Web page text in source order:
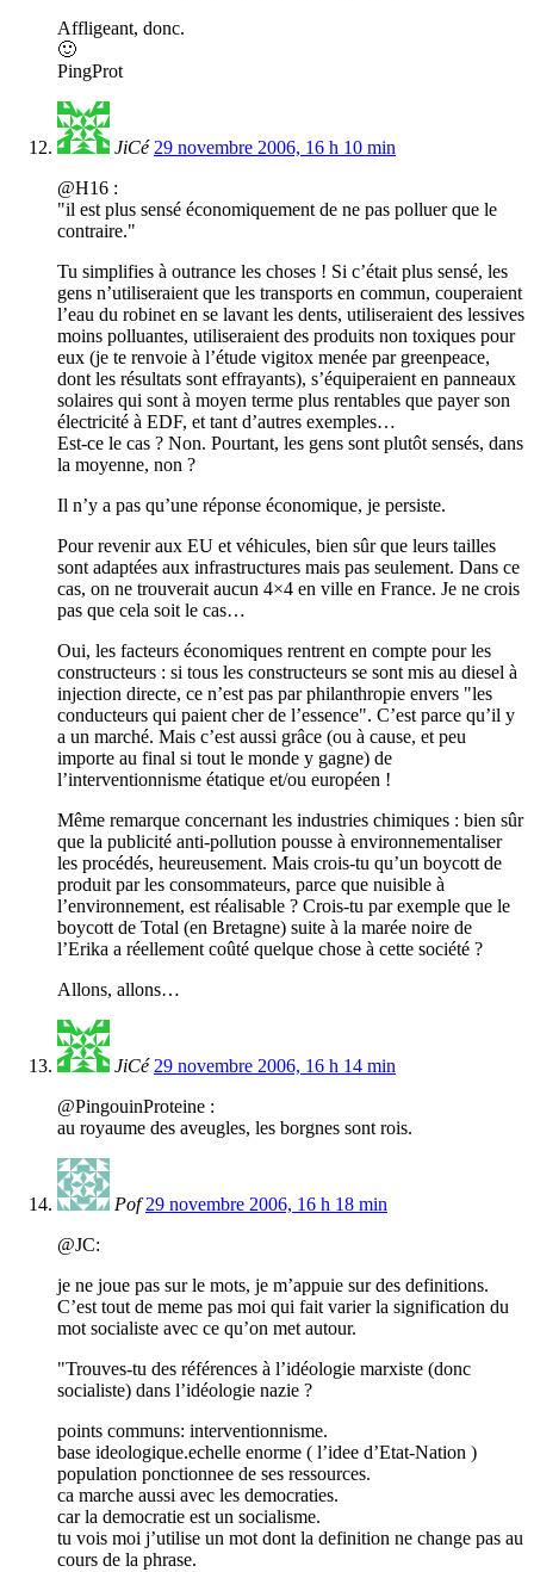
Affligeant, donc.
🙂
PingProt
JiCé 29 novembre 2006, 16 h 10 min
@H16 :
"il est plus sensé économiquement de ne pas polluer que le
contraire."
Tu simplifies à outrance les choses ! Si c’était plus sensé, les
gens n’utiliseraient que les transports en commun, couperaient
l’eau du robinet en se lavant les dents, utiliseraient des lessives
moins polluantes, utiliseraient des produits non toxiques pour
eux (je te renvoie à l’étude vigitox menée par greenpeace,
dont les résultats sont effrayants), s’équiperaient en panneaux
solaires qui sont à moyen terme plus rentables que payer son
électricité à EDF, et tant d’autres exemples…
Est-ce le cas ? Non. Pourtant, les gens sont plutôt sensés, dans
la moyenne, non ?
Il n’y a pas qu’une réponse économique, je persiste.
Pour revenir aux EU et véhicules, bien sûr que leurs tailles
sont adaptées aux infrastructures mais pas seulement. Dans ce
cas, on ne trouverait aucun 4×4 en ville en France. Je ne crois
pas que cela soit le cas…
Oui, les facteurs économiques rentrent en compte pour les
constructeurs : si tous les constructeurs se sont mis au diesel à
injection directe, ce n’est pas par philanthropie envers "les
conducteurs qui paient cher de l’essence". C’est parce qu’il y
a un marché. Mais c’est aussi grâce (ou à cause, et peu
importe au final si tout le monde y gagne) de
l’interventionnisme étatique et/ou européen !
Même remarque concernant les industries chimiques : bien sûr
que la publicité anti-pollution pousse à environnementaliser
les procédés, heureusement. Mais crois-tu qu’un boycott de
produit par les consommateurs, parce que nuisible à
l’environnement, est réalisable ? Crois-tu par exemple que le
boycott de Total (en Bretagne) suite à la marée noire de
l’Erika a réellement coûté quelque chose à cette société ?
Allons, allons…
JiCé 29 novembre 2006, 16 h 14 min
@PingouinProteine :
au royaume des aveugles, les borgnes sont rois.
Pof 29 novembre 2006, 16 h 18 min
@JC:
je ne joue pas sur le mots, je m’appuie sur des definitions.
C’est tout de meme pas moi qui fait varier la signification du
mot socialiste avec ce qu’on met autour.
"Trouves-tu des références à l’idéologie marxiste (donc
socialiste) dans l’idéologie nazie ?
points communs: interventionnisme.
base ideologique.echelle enorme ( l’idee d’Etat-Nation )
population ponctionnee de ses ressources.
ca marche aussi avec les democraties.
car la democratie est un socialisme.
tu vois moi j’utilise un mot dont la definition ne change pas au
cours de la phrase.